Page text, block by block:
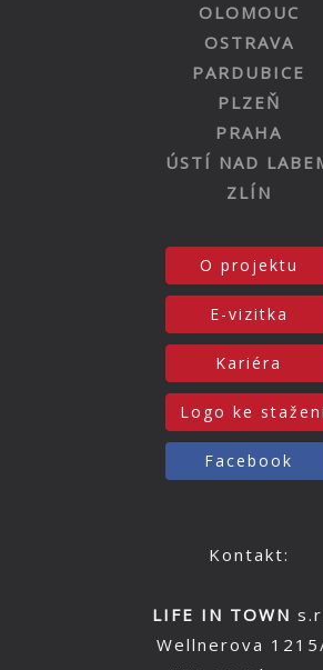
OLOMOUC
OSTRAVA
PARDUBICE
PLZEŇ
PRAHA
ÚSTÍ NAD
ZLÍN
O projektu
E-vizitka
Kariéra
Logo ke
Facebook
Kontakt:
LIFE IN TOWN
Wellnerova